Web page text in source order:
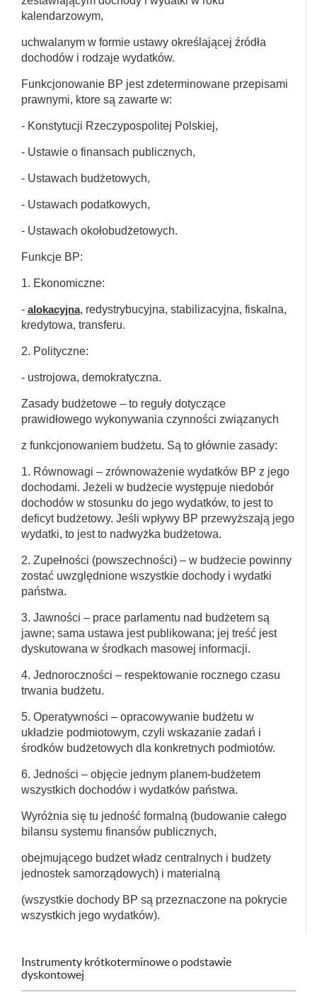
kalendarzowym,
uchwalanym w formie ustawy określającej źródła
dochodów i rodzaje wydatków.
Funkcjonowanie BP jest zdeterminowane przepisami
prawnymi, ktore są zawarte w:
- Konstytucji Rzeczypospolitej Polskiej,
- Ustawie o finansach publicznych,
- Ustawach budżetowych,
- Ustawach podatkowych,
- Ustawach okołobudżetowych.
Funkcje BP:
1. Ekonomiczne:
- alokacyjna, redystrybucyjna, stabilizacyjna, fiskalna,
kredytowa, transferu.
2. Polityczne:
- ustrojowa, demokratyczna.
Zasady budżetowe – to reguły dotyczące
prawidłowego wykonywania czynności związanych
z funkcjonowaniem budżetu. Są to głównie zasady:
1. Równowagi – zrównoważenie wydatków BP z jego
dochodami. Jeżeli w budżecie występuje niedobór
dochodów w stosunku do jego wydatków, to jest to
deficyt budżetowy. Jeśli wpływy BP przewyższają jego
wydatki, to jest to nadwyżka budżetowa.
2. Zupełności (powszechności) – w budżecie powinny
zostać uwzględnione wszystkie dochody i wydatki
państwa.
3. Jawności – prace parlamentu nad budżetem są
jawne; sama ustawa jest publikowana; jej treść jest
dyskutowana w środkach masowej informacji.
4. Jednoroczności – respektowanie rocznego czasu
trwania budżetu.
5. Operatywności – opracowywanie budżetu w
układzie podmiotowym, czyli wskazanie zadań i
środków budżetowych dla konkretnych podmiotów.
6. Jedności – objęcie jednym planem-budżetem
wszystkich dochodów i wydatków państwa.
Wyróżnia się tu jedność formalną (budowanie całego
bilansu systemu finansów publicznych,
obejmującego budżet władz centralnych i budżety
jednostek samorządowych) i materialną
(wszystkie dochody BP są przeznaczone na pokrycie
wszystkich jego wydatków).
Instrumenty krótkoterminowe o podstawie
dyskontowej